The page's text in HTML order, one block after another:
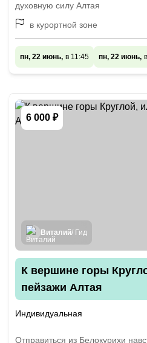
духовную силу Алтая
в курортной зоне
пн, 22 июнь, в 11:45 пн, 22 июнь,
6 000 ₽
Виталий/ Гид
К вершине горы
пейзажи Алтая
Индивидуальная
Отправиться из Белокурихи